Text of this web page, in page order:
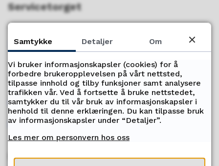
Servicetorget
77 78 80 00
Telefontid
Mandag - fredag kl. 09:00-15:00
Ledige stillinger
Send oss faktura
Kontakt oss
Samtykke Detaljer Om
Vi bruker informasjonskapsler (cookies) for å
forbedre brukeropplevelsen på vårt nettsted,
tilpasse innhold og tilby funksjoner samt analysere
trafikken vår. Ved å fortsette å bruke nettstedet,
samtykker du til vår bruk av informasjonskapsler i
henhold til denne erklæringen. Du kan tilpasse bruk
av informasjonskapsler under “Detaljer”.
Les mer om personvern hos oss